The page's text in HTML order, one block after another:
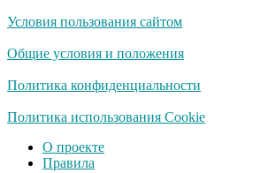
Условия пользования сайтом
Общие условия и положения
Политика конфиденциальности
Политика использования Cookie
О проекте
Правила